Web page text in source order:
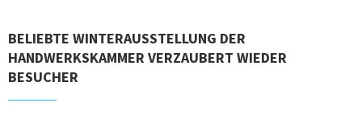
BELIEBTE WINTERAUSSTELLUNG DER
HANDWERKSKAMMER VERZAUBERT WIEDER
BESUCHER